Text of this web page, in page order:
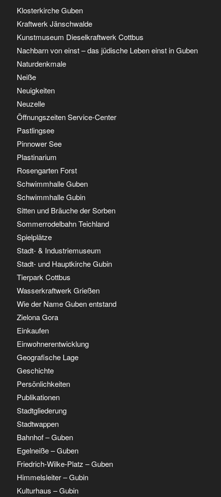
Klosterkirche Guben
Kraftwerk Jänschwalde
Kunstmuseum Dieselkraftwerk Cottbus
Nachbarn von einst – das jüdische Leben einst in Guben
Naturdenkmale
Neiße
Neuigkeiten
Neuzelle
Öffnungszeiten Service-Center
Pastlingsee
Pinnower See
Plastinarium
Rosengarten Forst
Schwimmhalle Guben
Schwimmhalle Gubin
Sitten und Bräuche der Sorben
Sommerrodelbahn Teichland
Spielplätze
Stadt- & Industriemuseum
Stadt- und Hauptkirche Gubin
Tierpark Cottbus
Wasserkraftwerk Grießen
Wie der Name Guben entstand
Zielona Gora
Einkaufen
Einwohnerentwicklung
Geografische Lage
Geschichte
Persönlichkeiten
Publikationen
Stadtgliederung
Stadtwappen
Bahnhof – Guben
Egelneiße – Guben
Friedrich-Wilke-Platz – Guben
Himmelsleiter – Gubin
Kulturhaus – Gubin